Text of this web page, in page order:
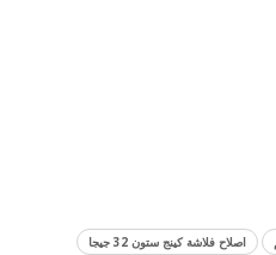
اصلاح فلاشة كينج ستون 32 جيجا